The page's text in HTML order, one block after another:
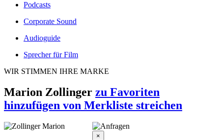
Podcasts
Corporate Sound
Audioguide
Sprecher für Film
WIR STIMMEN IHRE MARKE
Marion Zollinger zu Favoriten
hinzufügen von Merkliste streichen
×